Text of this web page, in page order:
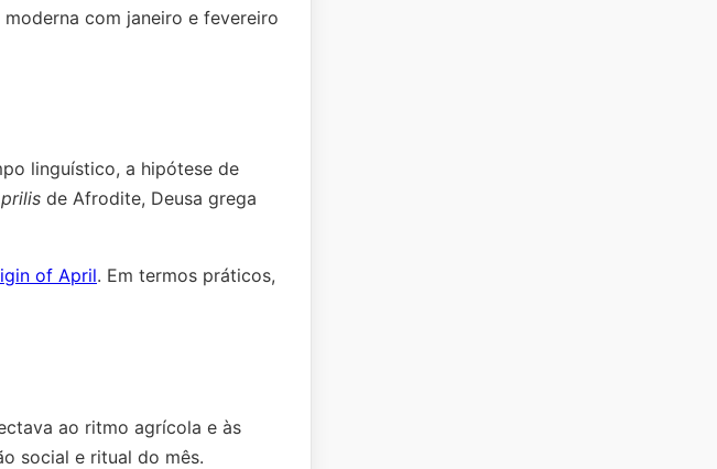
com janeiro e fevereiro
linguístico, a hipótese de
de Afrodite, Deusa grega
of April. Em termos práticos,
ao ritmo agrícola e às
social e ritual do mês.